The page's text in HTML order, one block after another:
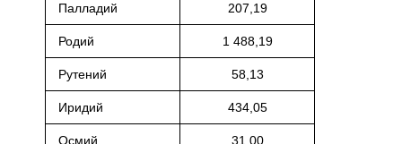
Палладий 207,19
Родий 1 488,19
Рутений 58,13
Иридий 434,05
Осмий 31,00